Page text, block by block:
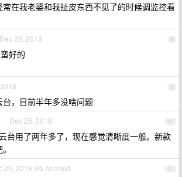
在我老婆和我扯皮东西不见了的时候调监控看
8
Dec 25, 2018
好的
9
，目前半年多没啥问题
10
Dec 25, 2018
台用了两年多了，现在感觉清晰度一般。新款
11
25, 2018 via Android